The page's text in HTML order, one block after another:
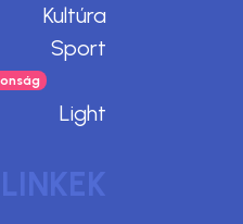
Kultúra
Sport
Light
LINKEK